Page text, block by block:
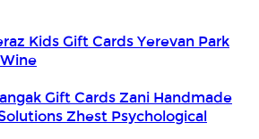
Kids Gift CardsYerevan Park
Gift CardsZani Handmade
Zhest Psychological